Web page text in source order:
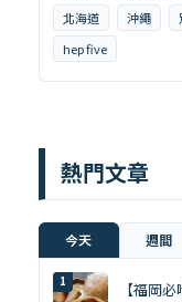
北海道
沖繩
hep five
熱門文章
今天 週間
【福岡